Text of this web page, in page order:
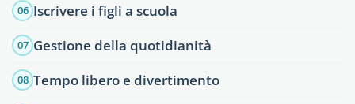
06 Iscrivere i figli a scuola
07 Gestione della quotidianità
08 Tempo libero e divertimento